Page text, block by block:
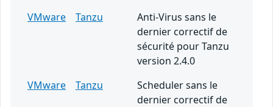
VMware
Tanzu
Anti-Virus sans le
dernier correctif de
sécurité pour Tanzu
version 2.4.0
VMware
Tanzu
Scheduler sans le
dernier correctif de